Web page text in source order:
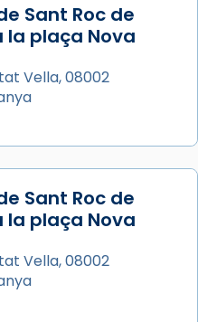
Juliana i
de sant Cugat, a
la tradició
a Júlia”) i
Semprònia =
I l’any 1667, el
afirma en una obra
de l’antiga Iluro.
relíq
Sant Roc de
la plaça Nova
Vella, 08002
Sant Roc de
la plaça Nova
Vella, 08002